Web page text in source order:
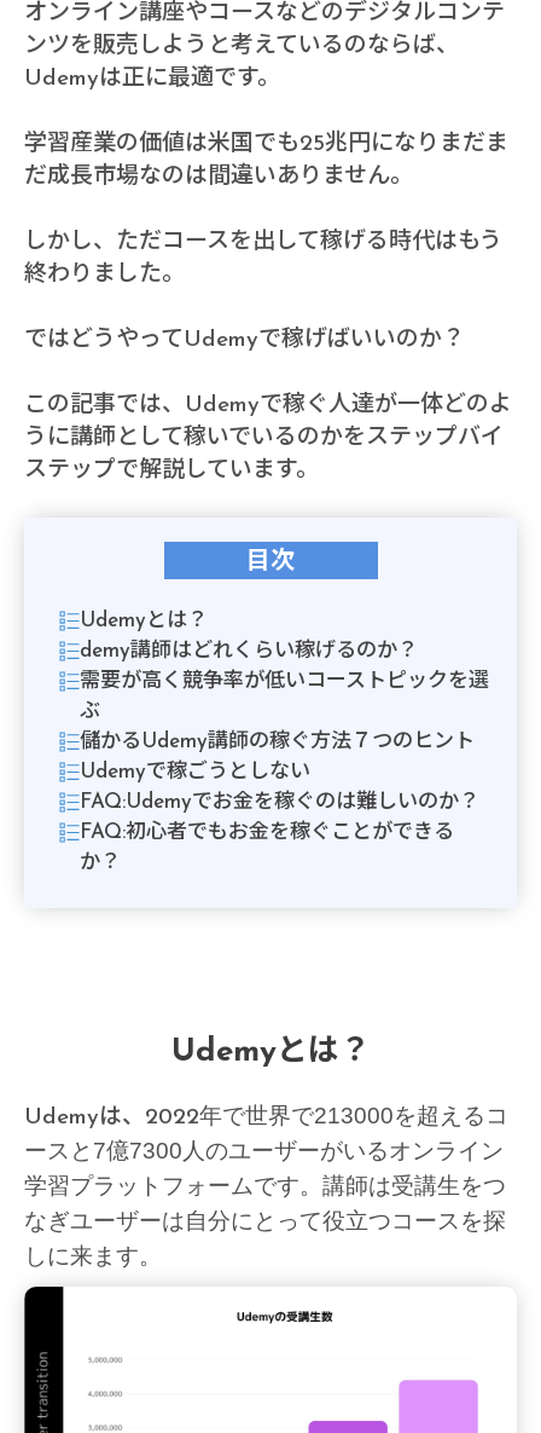
オンライン講座やコースなどのデジタルコンテ
ンツを販売しようと考えているのならば、
Udemyは正に最適です。
学習産業の価値は米国でも25兆円になりまだま
だ成長市場なのは間違いありません。
しかし、ただコースを出して稼げる時代はもう
終わりました。
ではどうやってUdemyで稼げばいいのか？
この記事では、Udemyで稼ぐ人達が一体どのよ
うに講師として稼いでいるのかをステップバイ
ステップで解説しています。
目次
Udemyとは？
demy講師はどれくらい稼げるのか？
需要が高く競争率が低いコーストピックを選
ぶ
儲かるUdemy講師の稼ぐ方法７つのヒント
Udemyで稼ごうとしない
FAQ:Udemyでお金を稼ぐのは難しいのか？
FAQ:初心者でもお金を稼ぐことができる
か？
Udemyとは？
Udemyは、2022年で世界で213000を超えるコ
ースと7億7300人のユーザーがいるオンライン
学習プラットフォームです。講師は受講生をつ
なぎユーザーは自分にとって役立つコースを探
しに来ます。